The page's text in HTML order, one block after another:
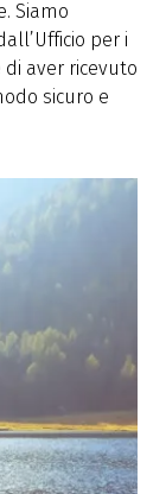
Siamo
per i
aver ricevuto
sicuro e